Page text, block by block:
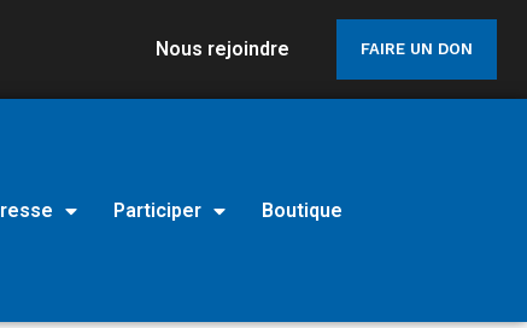
Nous rejoindre FAIRE UN DON
Participer Boutique